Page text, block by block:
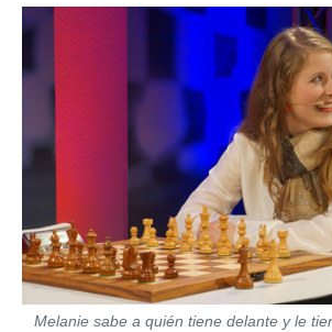
Melanie sabe a quién tiene delante y le